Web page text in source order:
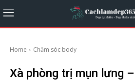
Home Chăm sóc body
Xà phòng trị mụn lưng